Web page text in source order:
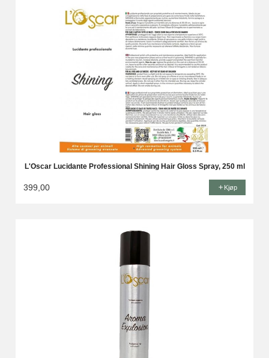
L'Oscar Lucidante Professional Shining Hair Gloss Spray, 250 ml
399,00 Kjøp